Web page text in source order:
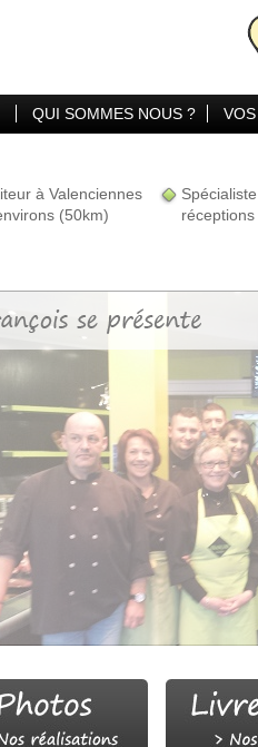
QUI SOMMES NOUS ?
à Valenciennes
(50km)